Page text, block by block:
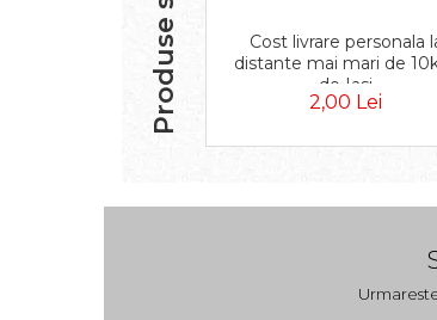
Cost livrare personala
distante mai mari de
de Iasi
2,00 Lei